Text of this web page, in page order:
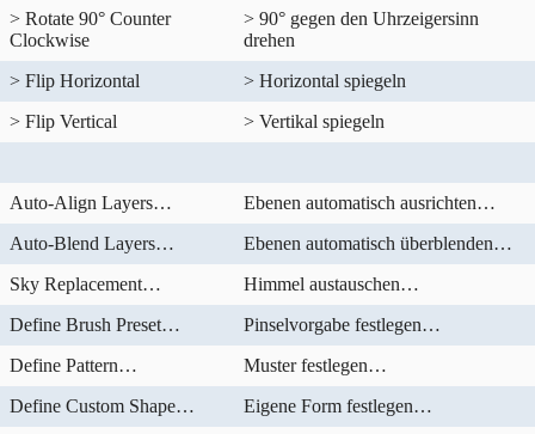
> Rotate 90° Counter
Clockwise
> 90° gegen den Uhrzeigersinn
drehen
> Flip Horizontal
> Horizontal spiegeln
> Flip Vertical
> Vertikal spiegeln
Auto-Align Layers…
Ebenen automatisch ausrichten…
Auto-Blend Layers…
Ebenen automatisch überblenden…
Sky Replacement…
Himmel austauschen…
Define Brush Preset…
Pinselvorgabe festlegen…
Define Pattern…
Muster festlegen…
Define Custom Shape…
Eigene Form festlegen…